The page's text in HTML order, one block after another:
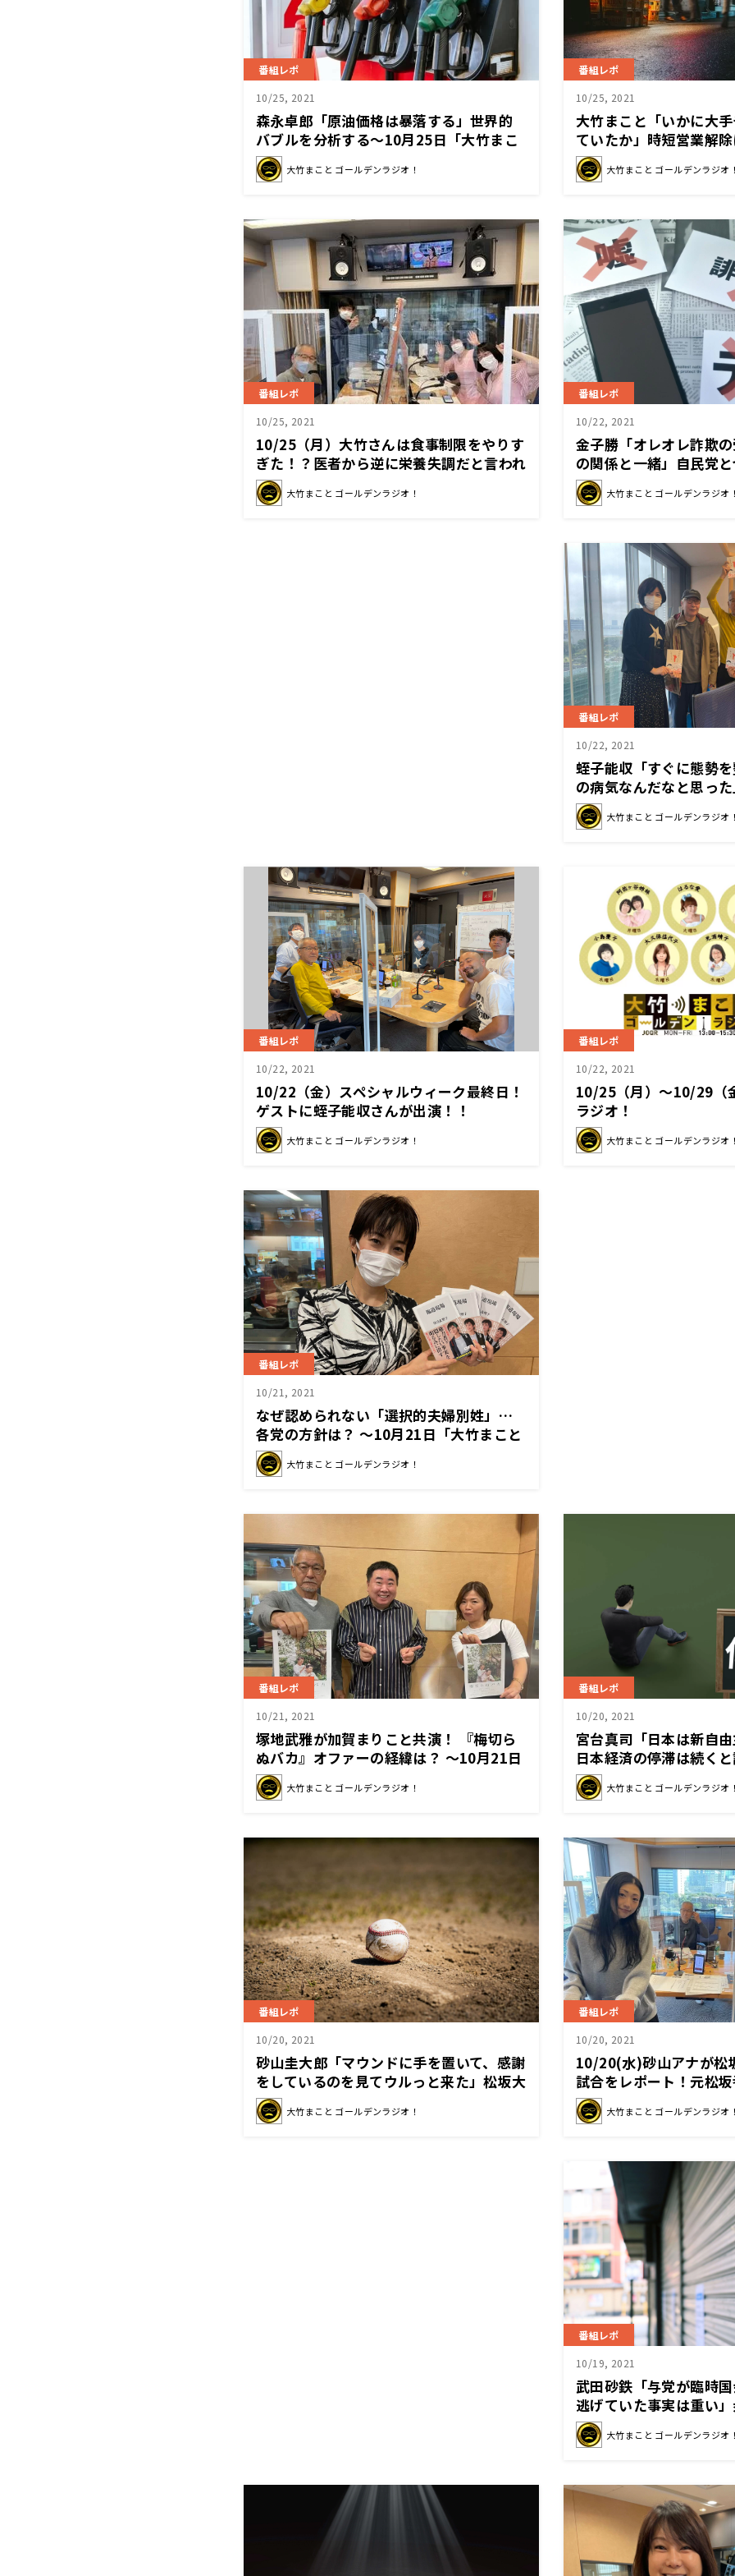
番組レポ
10/25, 2021
森永卓郎「原油価格は暴落する」世界的
バブルを分析する〜10月25日「大竹まこ
と ゴールデンラジオ」
大竹まこと ゴールデンラジオ！
番組レポ
10/25, 2021
大竹まこと「いかに大
ていたか」時短営業解
10月25日「大竹まこと
オ」 大竹まこと ゴールデンラジオ
番組レポ
10/25, 2021
10/25（月）大竹さんは食事制限をやりす
ぎた！？医者から逆に栄養失調だと言われ
る！
大竹まこと ゴールデンラジオ！
番組レポ
10/22, 2021
金子勝「オレオレ詐欺
の関係と一緒」自民党
カウントの誹謗中傷を
「大竹まこと ゴールデ
大竹まこと ゴールデンラジオ
番組レポ
10/22, 2021
蛭子能収「すぐに態勢
の病気なんだなと思っ
視があった。〜10月22
ールデンラジオ」
大竹まこと ゴールデンラジオ
番組レポ
10/22, 2021
10/22（金）スペシャルウィーク最終日！
ゲストに蛭子能収さんが出演！！
大竹まこと ゴールデンラジオ！
番組レポ
10/22, 2021
10/25（月）～10/29（
ラジオ！
大竹まこと ゴールデンラジオ
番組レポ
10/21, 2021
なぜ認められない「選択的夫婦別姓」…
各党の方針は？ 〜10月21日「大竹まこと
ゴールデンラジオ」
大竹まこと ゴールデンラジオ！
番組レポ
10/21, 2021
塚地武雅が加賀まりこと共演！ 『梅切ら
ぬバカ』オファーの経緯は？ 〜10月21日
「大竹まこと ゴールデンラジオ」
大竹まこと ゴールデンラジオ！
番組レポ
10/20, 2021
宮台真司「日本は新自
日本経済の停滞は続く
「大竹まこと ゴールデ
大竹まこと ゴールデンラジオ
番組レポ
10/20, 2021
砂山圭大郎「マウンドに手を置いて、感謝
をしているのを見てウルっと来た」松坂大
輔引退登板への思いを語る！〜10月20日
「大竹まこと ゴールデンラジオ」
大竹まこと ゴールデンラジオ！
番組レポ
10/20, 2021
10/20(水)砂山アナが松
試合をレポート！元松
とは？
大竹まこと ゴールデンラジオ
番組レポ
10/19, 2021
武田砂鉄「与党が臨時
逃げていた事実は重い
約を斬る～10月19日大
ンラジオ大竹まこと ゴールデンラジオ